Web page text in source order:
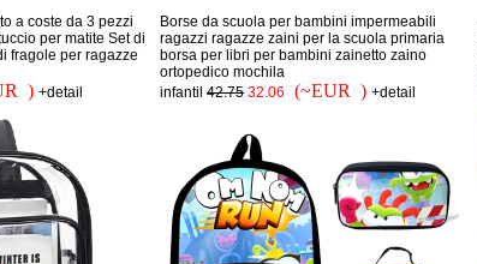
a coste da 3 pezzi
per matite Set di
fragole per ragazze
) +detail
Borse da scuola per bambini impermeabili
ragazzi ragazze zaini per la scuola primaria
borsa per libri per bambini zainetto zaino
ortopedico mochila
infantil 42.75 32.06 (~EUR ) +detail